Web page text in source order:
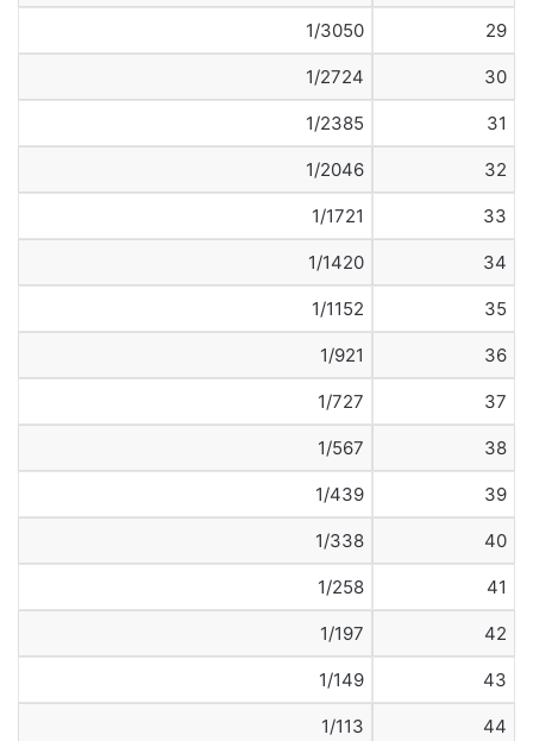
29
1/3050
30
1/2724
31
1/2385
32
1/2046
33
1/1721
34
1/1420
35
1/1152
36
1/921
37
1/727
38
1/567
39
1/439
40
1/338
41
1/258
42
1/197
43
1/149
44
1/113